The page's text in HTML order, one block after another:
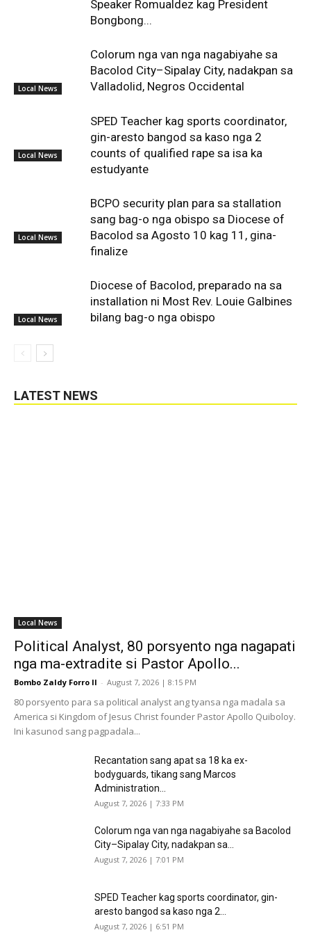
Speaker Romualdez kag President
Bongbong...
Local News
Colorum nga van nga nagabiyahe sa
Bacolod City–Sipalay City, nadakpan sa
Valladolid, Negros Occidental
Local News
SPED Teacher kag sports coordinator,
gin-aresto bangod sa kaso nga 2
counts of qualified rape sa isa ka
estudyante
Local News
BCPO security plan para sa stallation
sang bag-o nga obispo sa Diocese of
Bacolod sa Agosto 10 kag 11, gina-
finalize
Local News
Diocese of Bacolod, preparado na sa
installation ni Most Rev. Louie Galbines
bilang bag-o nga obispo
LATEST NEWS
Local News
Political Analyst, 80 porsyento nga nagapati
nga ma-extradite si Pastor Apollo...
Bombo Zaldy Forro II - August 7, 2026 | 8:15 PM
80 porsyento para sa political analyst ang tyansa nga madala sa
America si Kingdom of Jesus Christ founder Pastor Apollo Quiboloy.
Ini kasunod sang pagpadala...
Recantation sang apat sa 18 ka ex-
bodyguards, tikang sang Marcos
Administration...
August 7, 2026 | 7:33 PM
Colorum nga van nga nagabiyahe sa Bacolod
City–Sipalay City, nadakpan sa...
August 7, 2026 | 7:01 PM
SPED Teacher kag sports coordinator, gin-
aresto bangod sa kaso nga 2...
August 7, 2026 | 6:51 PM